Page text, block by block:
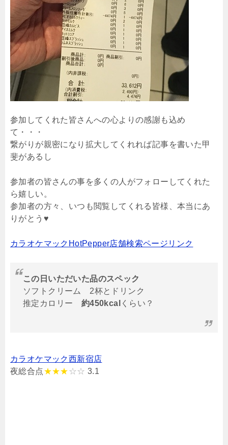
参加してくれた皆さんへの心よりの感謝も込め
て・・・
繋がりが親密になり拡大してくれれば記事を書いた甲
斐があるし
参加者の皆さんの事を多くの人がフォローしてくれた
ら嬉しい。
参加者の方々、いつも閲覧してくれる皆様、本当にあ
りがとう♥
カラオケマックHotPepper店舗検索ページリンク
この日いただいた品のスペック
ソフトクリーム 2杯とドリンク
推定カロリー 約450kcal くらい？
カラオケマック西新宿店
夜総合点★★★ ☆☆ 3.1